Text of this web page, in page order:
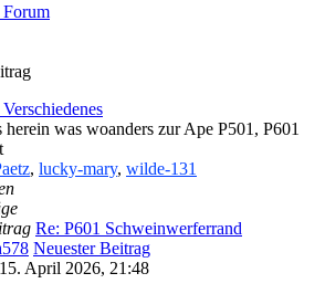
Forum
was woanders zur Ape P501, P601
, lucky-mary, wilde-131
Re: P601 Schweinwerferrand
Neuester Beitrag
April 2026, 21:48